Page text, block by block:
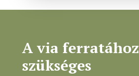
A via ferratához
szükséges